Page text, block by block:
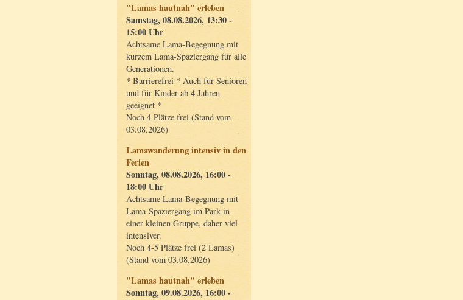
"Lamas hautnah" erleben
Samstag, 08.08.2026, 13:30 -
15:00 Uhr
Achtsame Lama-Begegnung mit
kurzem Lama-Spaziergang für alle
Generationen.
* Barrierefrei * Auch für Senioren
und für Kinder ab 4 Jahren
geeignet *
Noch 4 Plätze frei (Stand vom
03.08.2026)
Lamawanderung intensiv in den
Ferien
Sonntag, 08.08.2026, 16:00 -
18:00 Uhr
Achtsame Lama-Begegnung mit
Lama-Spaziergang im Park in
einer kleinen Gruppe, daher viel
intensiver.
Noch 4-5 Plätze frei (2 Lamas)
(Stand vom 03.08.2026)
"Lamas hautnah" erleben
Sonntag, 09.08.2026, 16:00 -